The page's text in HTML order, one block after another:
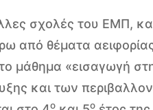
σχολές του ΕΜΠ,
από θέματα
μάθημα «εισαγωγή
και των
ο ο